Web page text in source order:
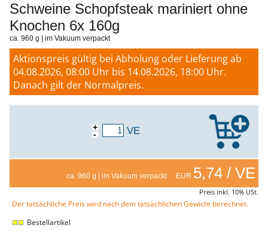
Fix
WURSTTORTE
NEMETZ-DOGS
Hundefutter
nass
trocken
Belcando
Barf-Zusätze
Katzenfutter
Schweine Schopfsteak mariniert ohne
Knochen 6x 160g
ca. 960 g | im Vakuum verpackt
Aktionspreis gültig bei Abholung oder Lieferung ab
04.08.2026, 08:00 Uhr bis 14.08.2026, 18:00 Uhr.
Danach gilt der Normalpreis.
+
- VE
ca. 960 g | im Vakuum verpackt EUR 5,74 / VE
Preis inkl. 10% USt.
Der tatsächliche Preis wird nach dem tatsächlichen Gewicht berechnet.
Bestellartikel